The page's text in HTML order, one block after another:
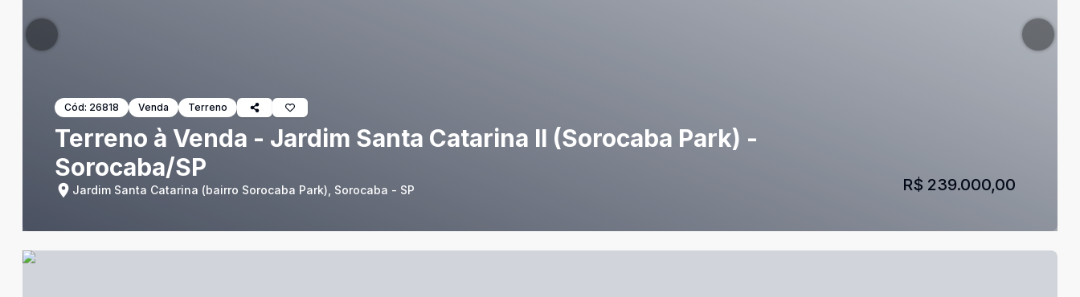
Cód: 26818 Venda Terreno
Terreno à Venda - Jardim Santa Catarina II (Sorocaba Park) -
Sorocaba/SP
Jardim Santa Catarina (bairro Sorocaba Park), Sorocaba - SP R$ 239.000,00